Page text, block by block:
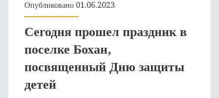
Опубликовано 01.06.2023
Сегодня прошел праздник в
поселке Бохан,
посвященный Дню защиты
детей